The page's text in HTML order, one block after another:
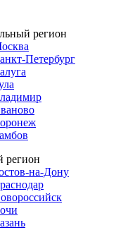
регион
Петербург
на-Дону